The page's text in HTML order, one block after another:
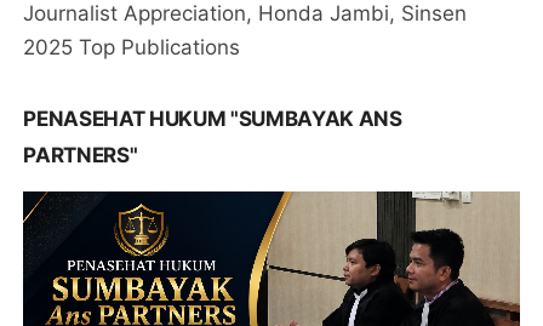
Journalist Appreciation, Honda Jambi, Sinsen
2025 Top Publications
PENASEHAT HUKUM "SUMBAYAK ANS
PARTNERS"